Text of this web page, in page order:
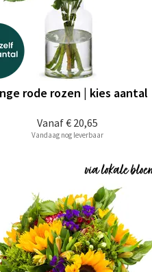
Vanaf€ 20,65
rode rozen | kies aantal
Vandaag nog leverbaar